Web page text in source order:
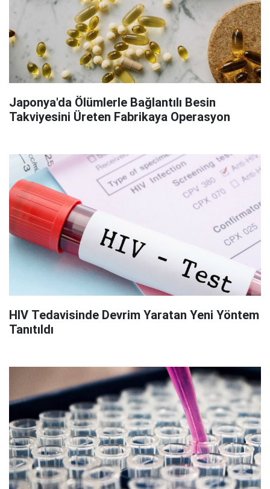
Japonya'da Ölümlerle Bağlantılı Besin
Takviyesini Üreten Fabrikaya Operasyon
HIV Tedavisinde Devrim Yaratan Yeni Yöntem
Tanıtıldı